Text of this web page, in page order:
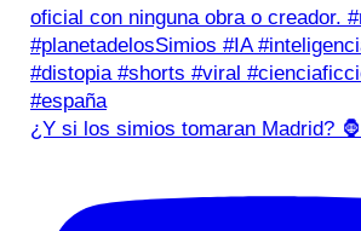
¿Y si los simios tomaran Madrid?